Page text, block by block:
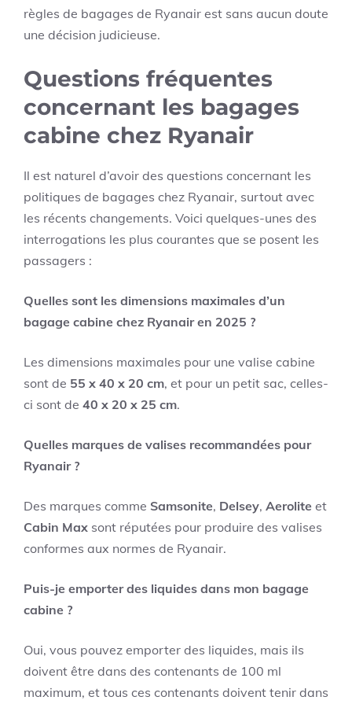
règles de bagages de Ryanair est sans aucun doute
une décision judicieuse.
Questions fréquentes
concernant les bagages
cabine chez Ryanair
Il est naturel d’avoir des questions concernant les
politiques de bagages chez Ryanair, surtout avec
les récents changements. Voici quelques-unes des
interrogations les plus courantes que se posent les
passagers :
Quelles sont les dimensions maximales d’un
bagage cabine chez Ryanair en 2025 ?
Les dimensions maximales pour une valise cabine
sont de 55 x 40 x 20 cm, et pour un petit sac, celles-
ci sont de 40 x 20 x 25 cm.
Quelles marques de valises recommandées pour
Ryanair ?
Des marques comme Samsonite, Delsey, Aerolite et
Cabin Max sont réputées pour produire des valises
conformes aux normes de Ryanair.
Puis-je emporter des liquides dans mon bagage
cabine ?
Oui, vous pouvez emporter des liquides, mais ils
doivent être dans des contenants de 100 ml
maximum, et tous ces contenants doivent tenir dans